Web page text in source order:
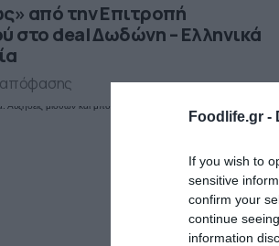
Foodlife.gr -
If you wish to
sensitive
confirm your
continue
information
από την Επιτροπή
στο deal Δωδώνη – Ελληνικά
απόφασης